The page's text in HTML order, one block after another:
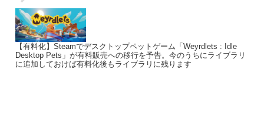
【有料化】Steamでデスクトップペットゲーム「Weyrdlets : Idle
Desktop Pets」が有料販売への移行を予告。今のうちにライブラリ
に追加しておけば有料化後もライブラリに残ります